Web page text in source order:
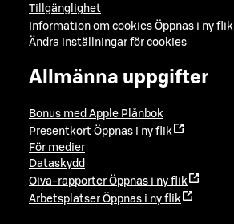
Tillgänglighet
Information om cookies Öppnas i ny flik
Ändra inställningar för cookies
Allmänna uppgifter
Bonus med Apple Plånbok
Presentkort Öppnas i ny flik
För medier
Dataskydd
Oiva-rapporter Öppnas i ny flik
Arbetsplatser Öppnas i ny flik